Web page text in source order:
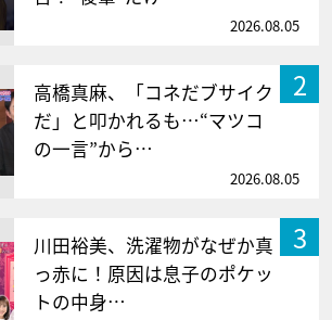
2026.08.05
2
高橋真麻、「コネだブサイク
だ」と叩かれるも…“マツコ
の一言”から…
2026.08.05
3
川田裕美、洗濯物がなぜか真
っ赤に！原因は息子のポケッ
トの中身…